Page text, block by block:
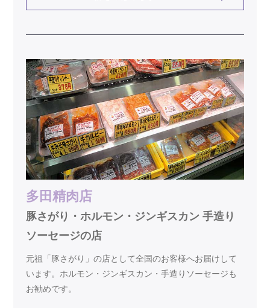
多田精肉店
豚さがり・ホルモン・ジンギスカン 手造り
ソーセージの店
元祖「豚さがり」の店として全国のお客様へお届けして
います。ホルモン・ジンギスカン・手造りソーセージも
お勧めです。